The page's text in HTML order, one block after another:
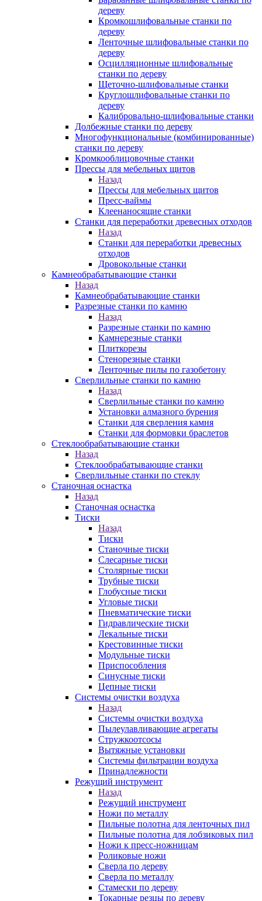
дереву
Кромкошлифовальные станки по
дереву
Ленточные шлифовальные станки по
дереву
Осцилляционные шлифовальные
станки по дереву
Щеточно-шлифовальные станки
Круглошлифовальные станки по
дереву
Калибровально-шлифовальные станки
Долбежные станки по дереву
Многофункциональные (комбинированные)
станки по дереву
Кромкооблицовочные станки
Прессы для мебельных щитов
Назад
Прессы для мебельных щитов
Пресс-ваймы
Клеенаносящие станки
Станки для переработки древесных отходов
Назад
Станки для переработки древесных
отходов
Дровокольные станки
Камнеобрабатывающие станки
Назад
Камнеобрабатывающие станки
Разрезные станки по камню
Назад
Разрезные станки по камню
Камнерезные станки
Плиткорезы
Стенорезные станки
Ленточные пилы по газобетону
Сверлильные станки по камню
Назад
Сверлильные станки по камню
Установки алмазного бурения
Станки для сверления камня
Станки для формовки браслетов
Стеклообрабатывающие станки
Назад
Стеклообрабатывающие станки
Сверлильные станки по стеклу
Станочная оснастка
Назад
Станочная оснастка
Тиски
Назад
Тиски
Станочные тиски
Слесарные тиски
Столярные тиски
Трубные тиски
Глобусные тиски
Угловые тиски
Пневматические тиски
Гидравлические тиски
Лекальные тиски
Крестовинные тиски
Модульные тиски
Приспособления
Синусные тиски
Цепные тиски
Системы очистки воздуха
Назад
Системы очистки воздуха
Пылеулавливающие агрегаты
Стружкоотсосы
Вытяжные установки
Системы фильтрации воздуха
Принадлежности
Режущий инструмент
Назад
Режущий инструмент
Ножи по металлу
Пильные полотна для ленточных пил
Пильные полотна для лобзиковых пил
Ножи к пресс-ножницам
Роликовые ножи
Сверла по дереву
Сверла по металлу
Стамески по дереву
Токарные резцы по дереву